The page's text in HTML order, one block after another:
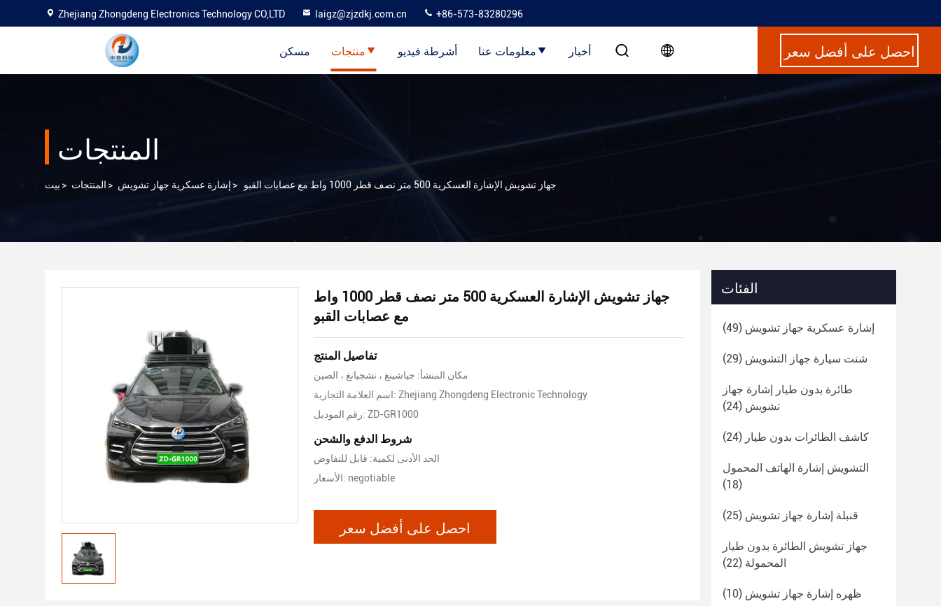
Zhejiang Zhongdeng Electronics Technology CO,LTD laigz@zjzdkj.com.cn +86-573-83280296
مسكن منتجات أشرطة فيديو معلومات عنا أخبار احصل على أفضل سعر
المنتجات
بيت > المنتجات > إشارة عسكرية جهاز تشويش > جهاز تشويش الإشارة العسكرية 500 متر نصف قطر 1000 واط مع عصابات القبو
جهاز تشويش الإشارة العسكرية 500 متر نصف قطر 1000 واط
مع عصابات القبو
تفاصيل المنتج
مكان المنشأ: جياشينغ ، تشجيانغ ، الصين
اسم العلامة التجارية: Zhejiang Zhongdeng Electronic Technology
رقم الموديل: ZD-GR1000
شروط الدفع والشحن
الحد الأدنى لكمية: قابل للتفاوض
الأسعار: negotiable
احصل على أفضل سعر
الفئات
إشارة عسكرية جهاز تشويش (49)
شنت سيارة جهاز التشويش (29)
طائرة بدون طيار إشارة جهاز
تشويش (24)
كاشف الطائرات بدون طيار (24)
التشويش إشارة الهاتف المحمول
(18)
قنبلة إشارة جهاز تشويش (25)
جهاز تشويش الطائرة بدون طيار
المحمولة (22)
ظهره إشارة جهاز تشويش (10)